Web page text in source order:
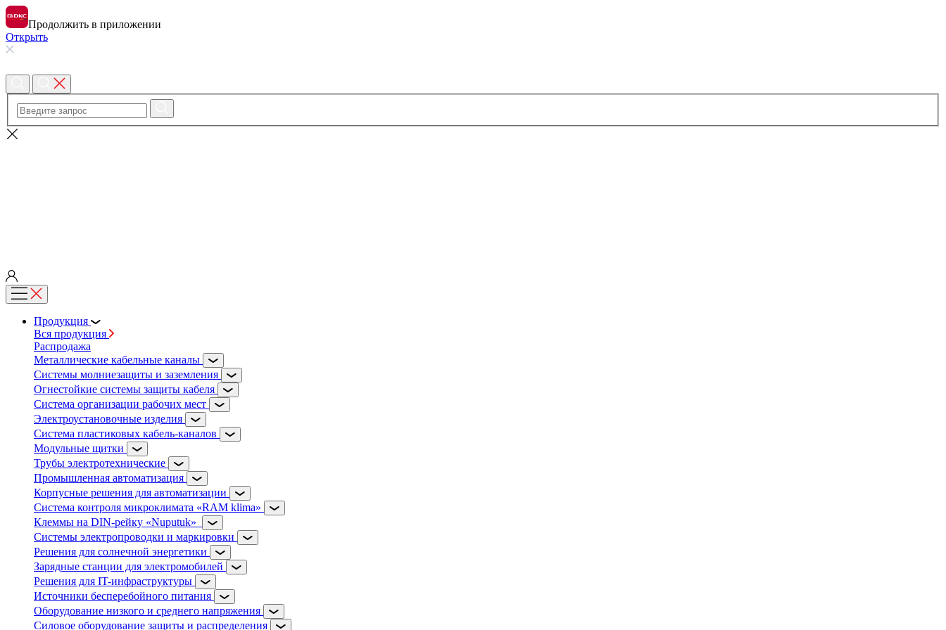
Продолжить в приложении
Открыть
Продукция
Вся продукция
Распродажа
Металлические кабельные каналы
Системы молниезащиты и заземления
Огнестойкие системы защиты кабеля
Система организации рабочих мест
Электроустановочные изделия
Система пластиковых кабель-каналов
Модульные щитки
Трубы электротехнические
Промышленная автоматизация
Корпусные решения для автоматизации
Система контроля микроклимата «RAM klima»
Клеммы на DIN-рейку «Nuputuk»
Системы электропроводки и маркировки
Решения для солнечной энергетики
Зарядные станции для электромобилей
Решения для IT-инфраструктуры
Источники бесперебойного питания
Оборудование низкого и среднего напряжения
Силовое оборудование защиты и распределения